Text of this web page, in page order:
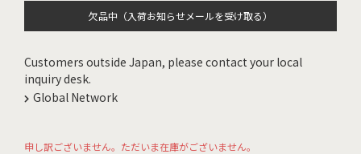
欠品中（入荷お知らせメールを受け取る）
Customers outside Japan, please contact your local
inquiry desk.
Global Network
申し訳ございません。ただいま在庫がございません。